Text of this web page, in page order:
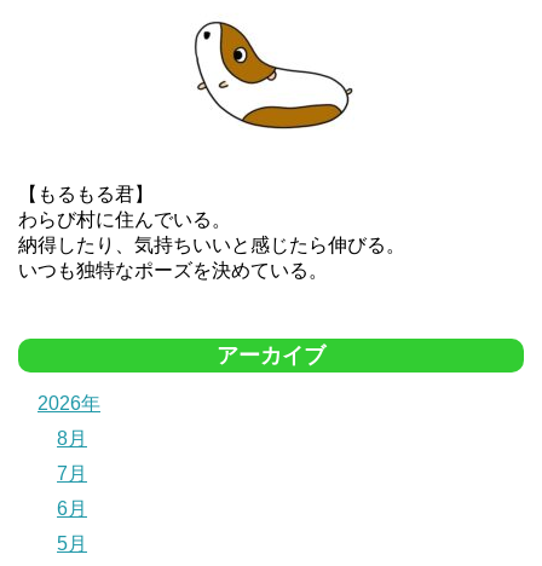
【もるもる君】
わらび村に住んでいる。
納得したり、気持ちいいと感じたら伸びる。
いつも独特なポーズを決めている。
アーカイブ
2026年
8月
7月
6月
5月